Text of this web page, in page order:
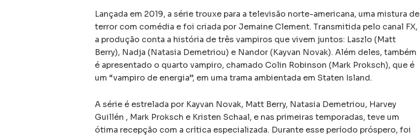
Lançada em 2019, a série trouxe para a televisão norte-americana, uma mistura de
terror com comédia e foi criada por Jemaine Clement. Transmitida pelo canal FX,
a produção conta a história de três vampiros que vivem juntos: Laszlo (Matt
Berry), Nadja (Natasia Demetriou) e Nandor (Kayvan Novak). Além deles, também
é apresentado o quarto vampiro, chamado Colin Robinson (Mark Proksch), que é
um “vampiro de energia”, em uma trama ambientada em Staten Island.
A série é estrelada por Kayvan Novak, Matt Berry, Natasia Demetriou, Harvey
Guillén , Mark Proksch e Kristen Schaal, e nas primeiras temporadas, teve um
ótima recepção com a crítica especializada. Durante esse período próspero, foi